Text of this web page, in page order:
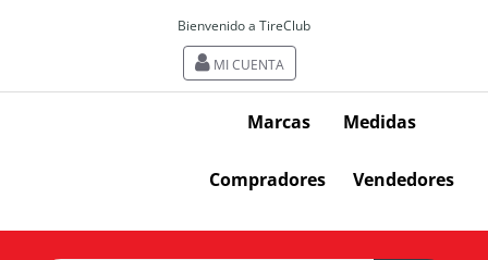
Bienvenido a TireClub
MI CUENTA
Marcas Medidas
Compradores Vendedores